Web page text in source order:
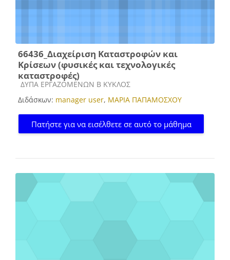
66436_Διαχείριση Καταστροφών και
Κρίσεων (φυσικές και τεχνολογικές
καταστροφές)
Κατηγορία μαθήματος
ΔΥΠΑ ΕΡΓΑΖΟΜΕΝΩΝ Β ΚΥΚΛΟΣ
Διδάσκων: manager user, ΜΑΡΙΑ ΠΑΠΑΜΟΣΧΟΥ
Πατήστε για να εισέλθετε σε αυτό το μάθημα